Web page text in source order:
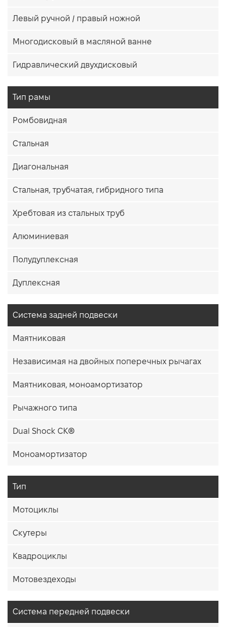
Левый ручной / правый ножной
Многодисковый в масляной ванне
Гидравлический двухдисковый
Тип рамы
Ромбовидная
Стальная
Диагональная
Стальная, трубчатая, гибридного типа
Хребтовая из стальных труб
Алюминиевая
Полудуплексная
Дуплексная
Система задней подвески
Маятниковая
Независимая на двойных поперечных рычагах
Маятниковая, моноамортизатор
Рычажного типа
Dual Shock CK®
Моноамортизатор
Тип
Мотоциклы
Скутеры
Квадроциклы
Мотовездеходы
Система передней подвески